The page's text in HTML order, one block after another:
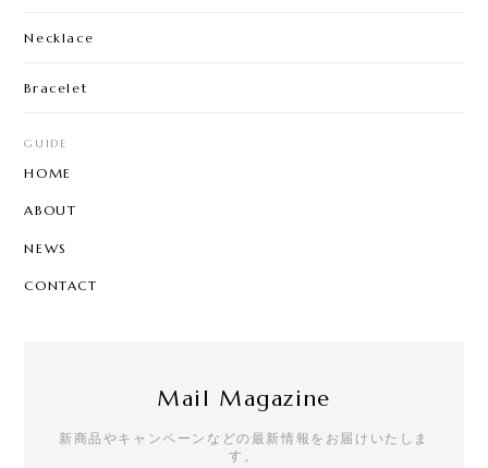
Necklace
Bracelet
GUIDE
HOME
ABOUT
NEWS
CONTACT
Mail Magazine
新商品やキャンペーンなどの最新情報をお届けいたしま
す。